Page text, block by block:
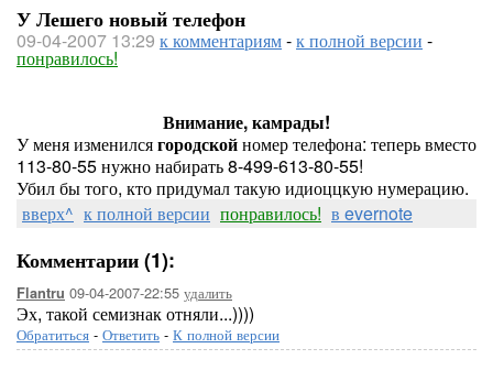
У Лешего новый телефон
09-04-2007 13:29 к комментариям-к полной версии -
понравилось!
Внимание, камрады!
У меня изменилсягородскойномер телефона: теперь вместо
113-80-55 нужно набирать 8-499-613-80-55!
Убил бы того, кто придумал такую идиоццкую нумерацию.
вверх^ к полной версии понравилось! в evernote
Комментарии (1):
Flantru 09-04-2007-22:55 удалить
Эх, такой семизнак отняли...))))
Обратиться - Ответить - К полной версии